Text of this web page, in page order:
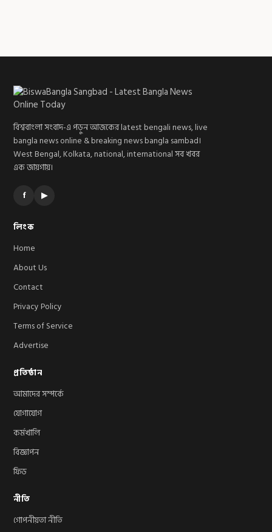
বিশ্ববাংলা সংবাদ-এ পড়ুন আজকের latest bengali news, live
bangla news online & breaking news bangla sambad।
West Bengal, Kolkata, national, international সব খবর
এক জায়গায়।
f ▶
লিংক
Home
About Us
Contact
Privacy Policy
Terms of Service
Advertise
প্রতিষ্ঠান
আমাদের সম্পর্কে
যোগাযোগ
কর্মখালি
বিজ্ঞাপন
ফিড
নীতি
গোপনীয়তা নীতি